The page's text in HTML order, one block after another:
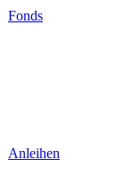
Fonds
Anleihen